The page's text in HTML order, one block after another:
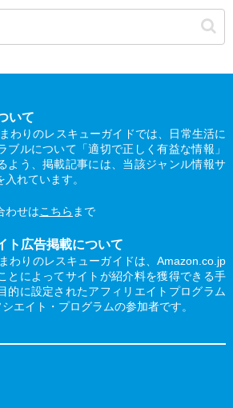
いて
わりのレスキューガイドでは、日常生活に
ブルについて「適切で正しく有益な情報」
よう、掲載記事には、当該ジャンル情報サ
れています。
わせはこちら まで
ト広告掲載について
わりのレスキューガイドは、Amazon.co.jp
とによってサイトが紹介料を獲得できる手
的に設定されたアフィリエイトプログラム
エイト・プログラムの参加者です。